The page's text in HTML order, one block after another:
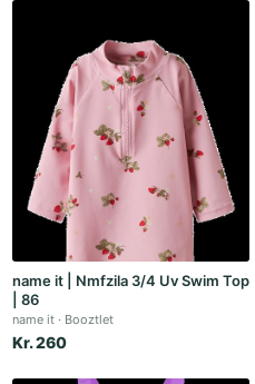
name it | Nmfzila 3/4 Uv Swim Top
| 86
name it Booztlet
Kr. 260